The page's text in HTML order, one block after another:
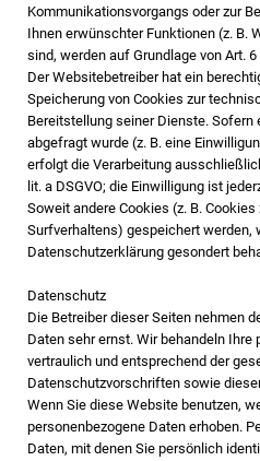
Kommunikationsvorgangs oder zur
Ihnen erwünschter Funktionen (z. B.
sind, werden auf Grundlage von Art.
Der Websitebetreiber hat ein
Speicherung von Cookies zur
Bereitstellung seiner Dienste.
abgefragt wurde (z. B. eine
erfolgt die Verarbeitung
lit. a DSGVO; die Einwilligung ist
Soweit andere Cookies (z. B.
Surfverhaltens) gespeichert werden,
Datenschutzerklärung gesondert
Datenschutz
Die Betreiber dieser Seiten nehmen
Daten sehr ernst. Wir behandeln Ihre
vertraulich und entsprechend der
Datenschutzvorschriften sowie
Wenn Sie diese Website benutzen,
personenbezogene Daten erhoben.
Daten, mit denen Sie persönlich